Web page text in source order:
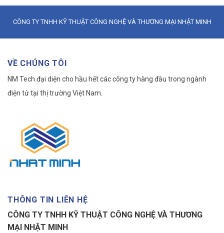
CÔNG TY TNHH KỸ THUẬT CÔNG NGHỆ VÀ THƯƠNG MẠI NHẬT MINH
VỀ CHÚNG TÔI
NM Tech đại diện cho hầu hết các công ty hàng đầu trong ngành
điện tử tại thị trường Việt Nam.
THÔNG TIN LIÊN HỆ
CÔNG TY TNHH KỸ THUẬT CÔNG NGHỆ VÀ THƯƠNG
MẠI NHẬT MINH